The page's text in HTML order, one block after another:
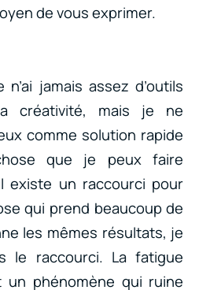
de vous exprimer.
n’ai jamais assez d’outils
créativité, mais je ne
comme solution rapide
que je peux faire
existe un raccourci pour
qui prend beaucoup de
les mêmes résultats, je
le raccourci. La fatigue
un phénomène qui ruine